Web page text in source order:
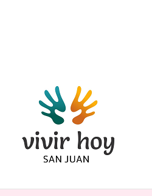
Saltar
contenido